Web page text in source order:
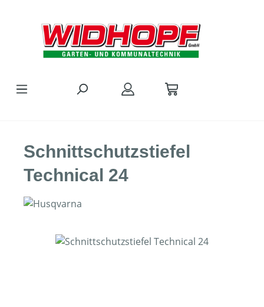
Schnittschutzstiefel
Technical 24
Bildergalerie überspringen